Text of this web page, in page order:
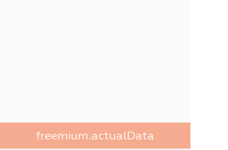
freemium.actualData